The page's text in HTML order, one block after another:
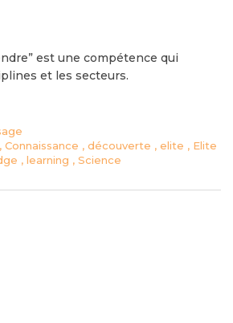
est une compétence qui
et les secteurs.
, Connaissance , découverte , elite , Elite
, learning , Science